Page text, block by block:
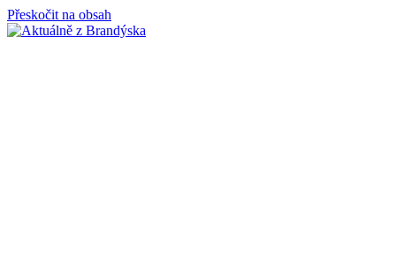
Přeskočit na obsah